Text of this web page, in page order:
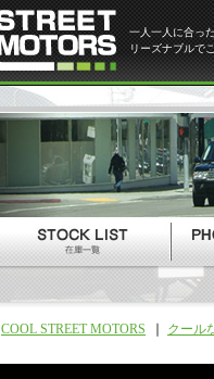
一人一人に合っ
リーズナブルで
COOL STREET MOTORS クール